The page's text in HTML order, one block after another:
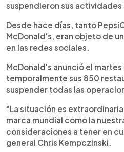
suspendieron sus actividades
Desde hace días, tanto
McDonald's, eran objeto de
en las redes sociales.
McDonald's anunció el
temporalmente sus 850
suspender todas las
"La situación es
marca mundial como la
consideraciones a tener en
general Chris Kempczinski.